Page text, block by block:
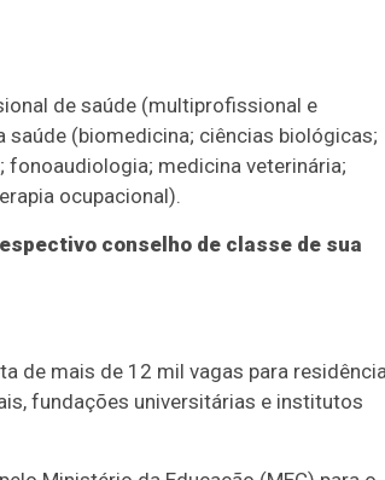
de saúde (multiprofissional e
(biomedicina; ciências biológicas;
medicina veterinária;
ocupacional).
conselho de classe de sua
de mais de 12 mil vagas para
fundações universitárias e institutos